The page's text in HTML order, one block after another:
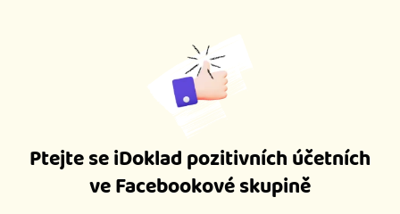
Ptejte se iDoklad pozitivních účetních
ve Facebookové skupině